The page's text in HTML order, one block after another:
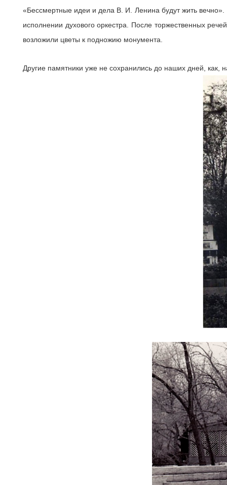
«Бессмертные идеи и дела В. И. Ленина будут жить
исполнении духового оркестра. После торжественных
возложили цветы к подножию монумента.
Другие памятники уже не сохранились до наших дней,